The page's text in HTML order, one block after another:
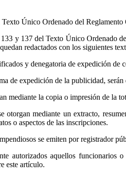
Único Ordenado del Reglamento
y 137 del Texto Único Ordenado
redactados con los siguientes
y denegatoria de expedición de
de expedición de la publicidad, serán
mediante la copia o impresión de la
otorgan mediante un extracto,
o aspectos de las inscripciones.
se emiten por registrador
autorizados aquellos
este artículo.